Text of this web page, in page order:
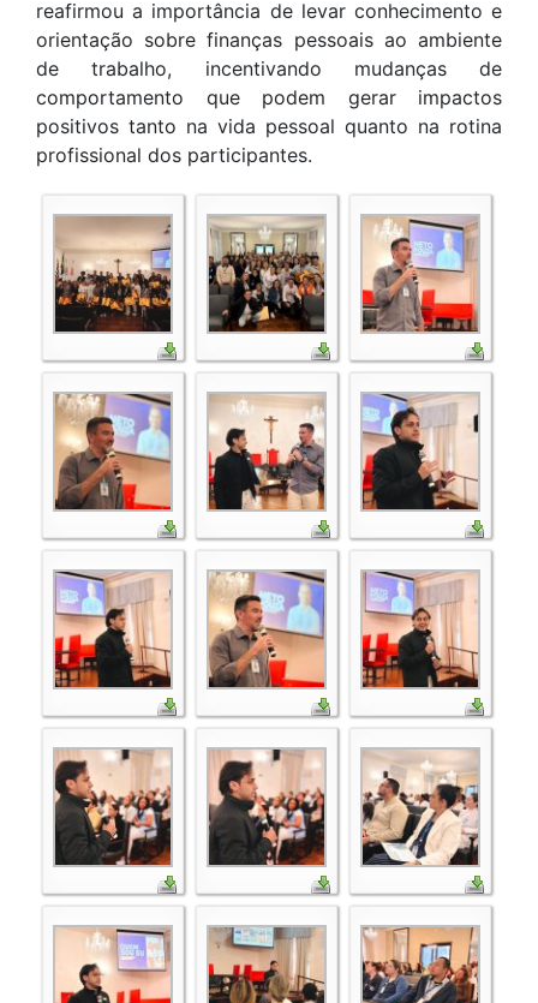
reafirmou a importância de levar conhecimento e
orientação sobre finanças pessoais ao ambiente
de trabalho, incentivando mudanças de
comportamento que podem gerar impactos
positivos tanto na vida pessoal quanto na rotina
profissional dos participantes.